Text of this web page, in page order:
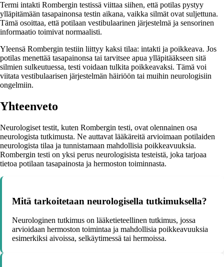
Termi intakti Rombergin testissä viittaa siihen, että potilas pystyy
ylläpitämään tasapainonsa testin aikana, vaikka silmät ovat suljettuna.
Tämä osoittaa, että potilaan vestibulaarinen järjestelmä ja sensorinen
informaatio toimivat normaalisti.
Yleensä Rombergin testiin liittyy kaksi tilaa: intakti ja poikkeava. Jos
potilas menettää tasapainonsa tai tarvitsee apua ylläpitääkseen sitä
silmien sulkeutuessa, testi voidaan tulkita poikkeavaksi. Tämä voi
viitata vestibulaarisen järjestelmän häiriöön tai muihin neurologisiin
ongelmiin.
Yhteenveto
Neurologiset testit, kuten Rombergin testi, ovat olennainen osa
neurologista tutkimusta. Ne auttavat lääkäreitä arvioimaan potilaiden
neurologista tilaa ja tunnistamaan mahdollisia poikkeavuuksia.
Rombergin testi on yksi perus neurologisista testeistä, joka tarjoaa
tietoa potilaan tasapainosta ja hermoston toiminnasta.
Mitä tarkoitetaan neurologisella tutkimuksella?
Neurologinen tutkimus on lääketieteellinen tutkimus, jossa
arvioidaan hermoston toimintaa ja mahdollisia poikkeavuuksia
esimerkiksi aivoissa, selkäytimessä tai hermoissa.